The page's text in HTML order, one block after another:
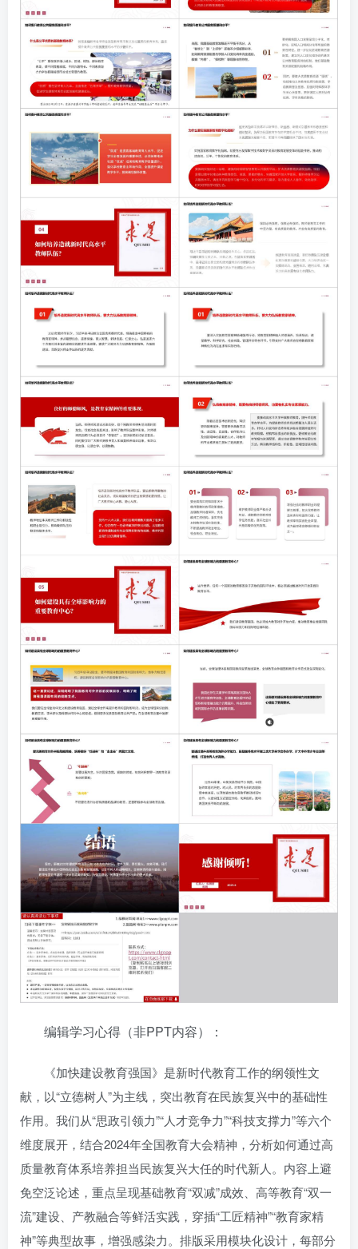
编辑学习心得（非PPT内容）：
《加快建设教育强国》是新时代教育工作的纲领性文
献，以“立德树人”为主线，突出教育在民族复兴中的基础性
作用。我们从“思政引领力”“人才竞争力”“科技支撑力”等六个
维度展开，结合2024年全国教育大会精神，分析如何通过高
质量教育体系培养担当民族复兴大任的时代新人。内容上避
免空泛论述，重点呈现基础教育“双减”成效、高等教育“双一
流”建设、产教融合等鲜活实践，穿插“工匠精神”“教育家精
神”等典型故事，增强感染力。排版采用模块化设计，每部分